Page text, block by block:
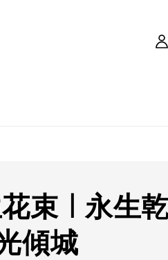
花束｜永生
傾城